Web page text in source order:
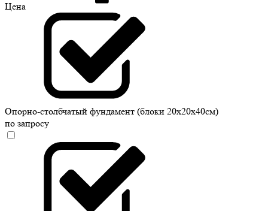
Цена
Опорно-столбчатый фундамент (блоки 20х20х40см)
по запросу